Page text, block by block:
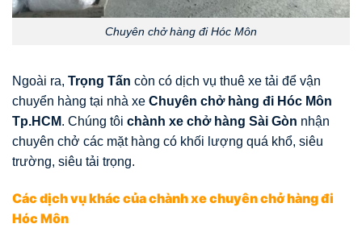
Chuyên chở hàng đi Hóc Môn
Ngoài ra, Trọng Tấn còn có dịch vụ thuê xe tải để vận
chuyển hàng tại nhà xe Chuyên chở hàng đi Hóc Môn
Tp.HCM. Chúng tôi chành xe chở hàng Sài Gòn nhận
chuyên chở các mặt hàng có khối lượng quá khổ, siêu
trường, siêu tải trọng.
Các dịch vụ khác của chành xe chuyên chở hàng đi
Hóc Môn